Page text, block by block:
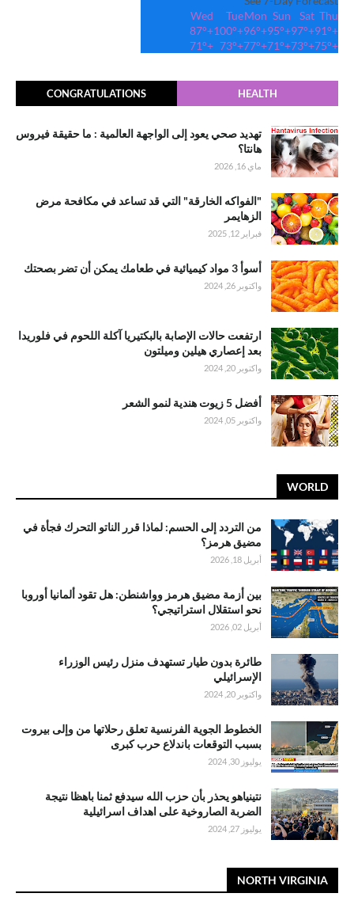
Thu
Sat
Sun
Mon
Tue
Wed
+
91°
+
97°
+
95°
+
96°
+
100°
+
87°
+
75°
+
73°
+
71°
+
77°
+
73°
+
71°
HEALTH
CONGRATULATIONS
تهديد صحي يعود إلى الواجهة العالمية : ما حقيقة فيروس
هانتا؟
ماي 16, 2026
"الفواكه الخارقة" التي قد تساعد في مكافحة مرض
الزهايمر
فبراير 12, 2025
أسوأ 3 مواد كيميائية في طعامك يمكن أن تضر بصحتك
واكتوبر 26, 2024
ارتفعت حالات الإصابة بالبكتيريا آكلة اللحوم في فلوريدا
بعد إعصاري هيلين وميلتون
واكتوبر 20, 2024
أفضل 5 زيوت هندية لنمو الشعر
واكتوبر 05, 2024
WORLD
من التردد إلى الحسم: لماذا قرر الناتو التحرك فجأة في
مضيق هرمز؟
أبريل 18, 2026
بين أزمة مضيق هرمز وواشنطن: هل تقود ألمانيا أوروبا
نحو استقلال استراتيجي؟
أبريل 02, 2026
طائرة بدون طيار تستهدف منزل رئيس الوزراء
الإسرائيلي
واكتوبر 20, 2024
الخطوط الجوية الفرنسية تعلق رحلاتها من وإلى بيروت
بسبب التوقعات باندلاع حرب كبرى
يوليوز 30, 2024
نتينياهو يحذر بأن حزب الله سيدفع ثمنا باهظا نتيجة
الضربة الصاروخية على اهداف اسرائيلية
يوليوز 27, 2024
NORTH VIRGINIA